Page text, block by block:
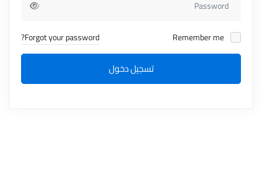
Forgot your password?
تسجيل دخول